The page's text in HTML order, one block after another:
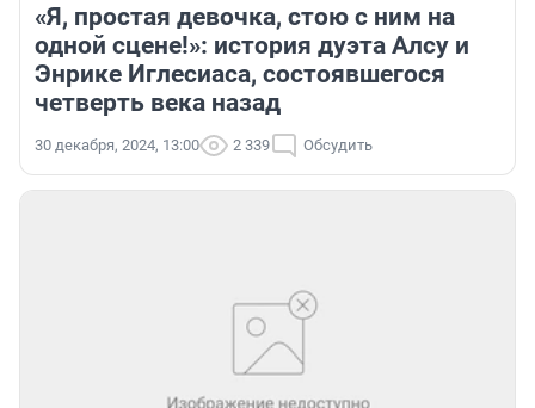
«Я, простая девочка, стою с ним на
одной сцене!»: история дуэта Алсу и
Энрике Иглесиаса, состоявшегося
четверть века назад
30 декабря, 2024, 13:00 2 339 Обсудить